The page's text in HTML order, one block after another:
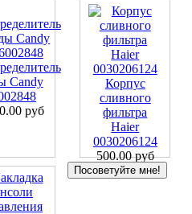
Candy
руб
Корпус
сливного
фильтра
Haier
0030206124
500.00 руб
Посоветуйте мне!